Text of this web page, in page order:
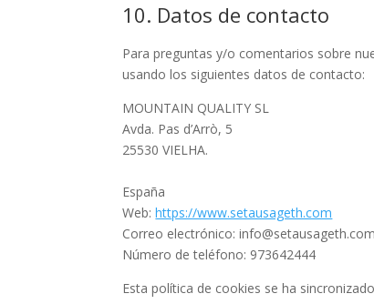
10. Datos de contacto
Para preguntas y/o comentarios sobre
usando los siguientes datos de contacto:
MOUNTAIN QUALITY SL
Avda. Pas d’Arrò, 5
25530 VIELHA.
España
Web:https://www.setausageth.com
Correo electrónico:info@setausageth.com
Número de teléfono: 973642444
Esta política de cookies se ha